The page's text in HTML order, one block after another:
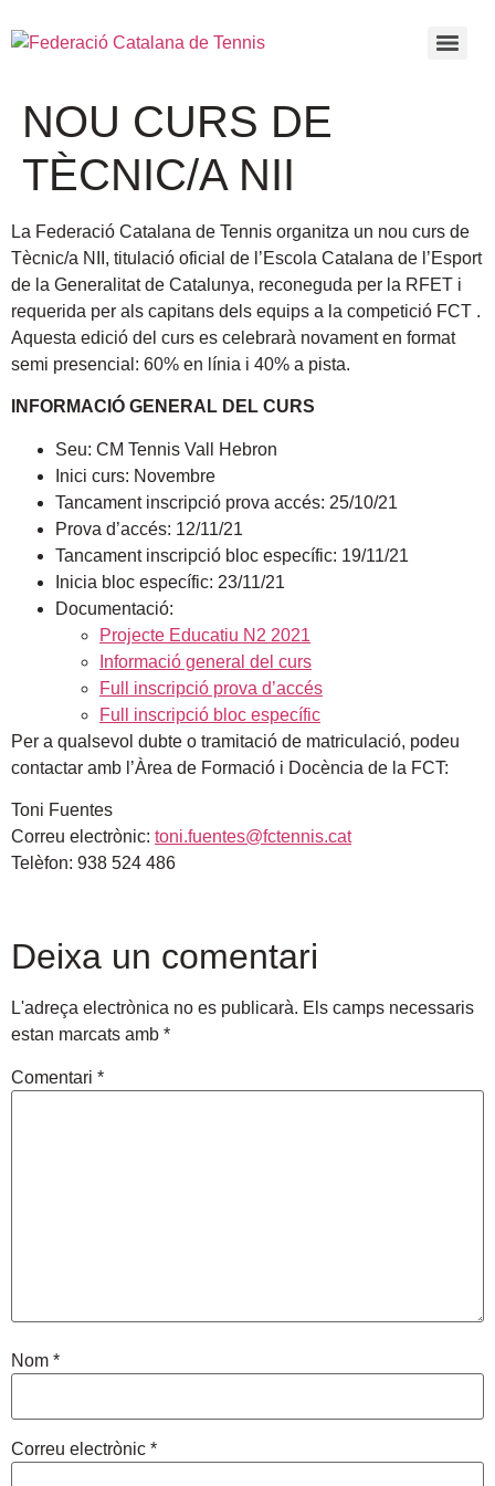
NOU CURS DE
TÈCNIC/A NII
La Federació Catalana de Tennis organitza un nou curs de
Tècnic/a NII, titulació oficial de l’Escola Catalana de l’Esport
de la Generalitat de Catalunya, reconeguda per la RFET i
requerida per als capitans dels equips a la competició FCT .
Aquesta edició del curs es celebrarà novament en format
semi presencial: 60% en línia i 40% a pista.
INFORMACIÓ GENERAL DEL CURS
Seu: CM Tennis Vall Hebron
Inici curs: Novembre
Tancament inscripció prova accés: 25/10/21
Prova d’accés: 12/11/21
Tancament inscripció bloc específic: 19/11/21
Inicia bloc específic: 23/11/21
Documentació:
Projecte Educatiu N2 2021
Informació general del curs
Full inscripció prova d’accés
Full inscripció bloc específic
Per a qualsevol dubte o tramitació de matriculació, podeu
contactar amb l’Àrea de Formació i Docència de la FCT:
Toni Fuentes
Correu electrònic: toni.fuentes@fctennis.cat
Telèfon: 938 524 486
Deixa un comentari
L'adreça electrònica no es publicarà. Els camps necessaris
estan marcats amb *
Comentari *
Nom *
Correu electrònic *